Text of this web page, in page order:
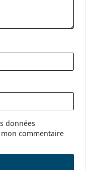
données
commentaire